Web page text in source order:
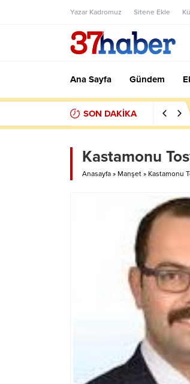
Yazar Kadromuz Sitene Ekle
Ana Sayfa Gündem
SON DAKİKA
Kastamonu
Anasayfa » Manşet » Kastamonu